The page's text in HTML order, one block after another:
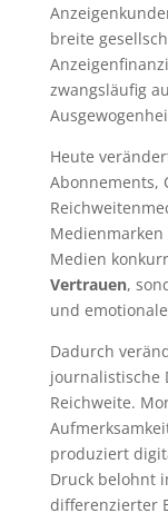
breite
zwangsläufig
Heute
Abonnements,
Medien
Vertrauen,
und
Dadurch
journalistische
Reichweite.
produziert
Druck belohnt
differenzierter